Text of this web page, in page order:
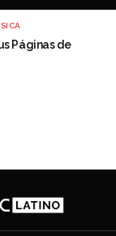
Páginas de